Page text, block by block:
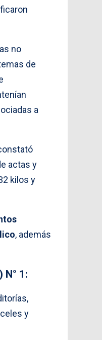
no
de
a
actas y
kilos y
, además
1:
y